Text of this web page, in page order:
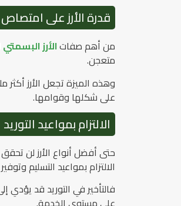
قدرة الأرز على
من أهم صفاتالأرز البسمتي
متعجن.
وهذه الميزة تجعل الأرز أكثر
على شكلها وقوامها.
الالتزام بمواعيد التوريد
حتى أفضل أنواع الأرز لن
الالتزام بمواعيد التسليم
فالتأخير في التوريد قد